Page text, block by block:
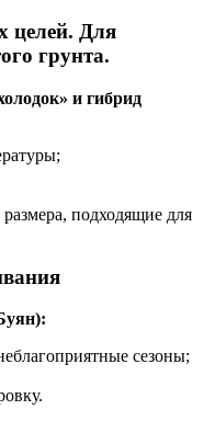
целей. Для
грунта.
и гибрид
подходящие для
сезоны;